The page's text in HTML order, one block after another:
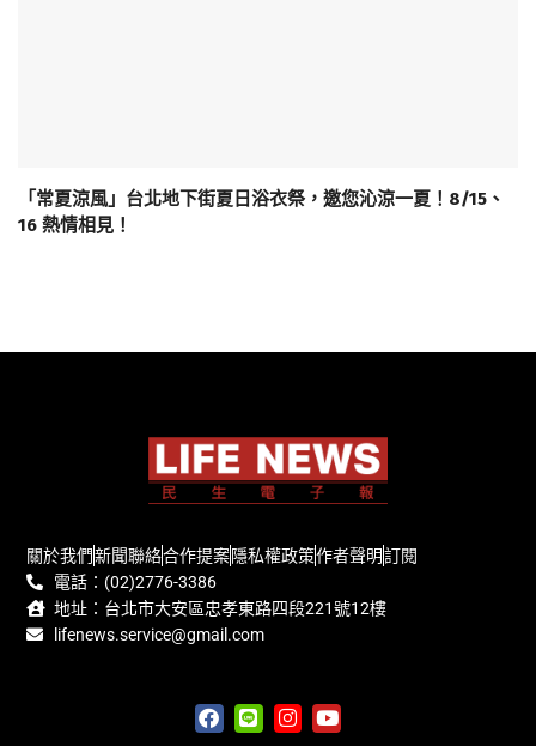
「常夏涼風」台北地下街夏日浴衣祭，邀您沁涼一夏！8/15、
16 熱情相見！
關於我們新聞聯絡合作提案隱私權政策作者聲明訂閱
電話：(02)2776-3386
地址：台北市大安區忠孝東路四段221號12樓
lifenews.service@gmail.com